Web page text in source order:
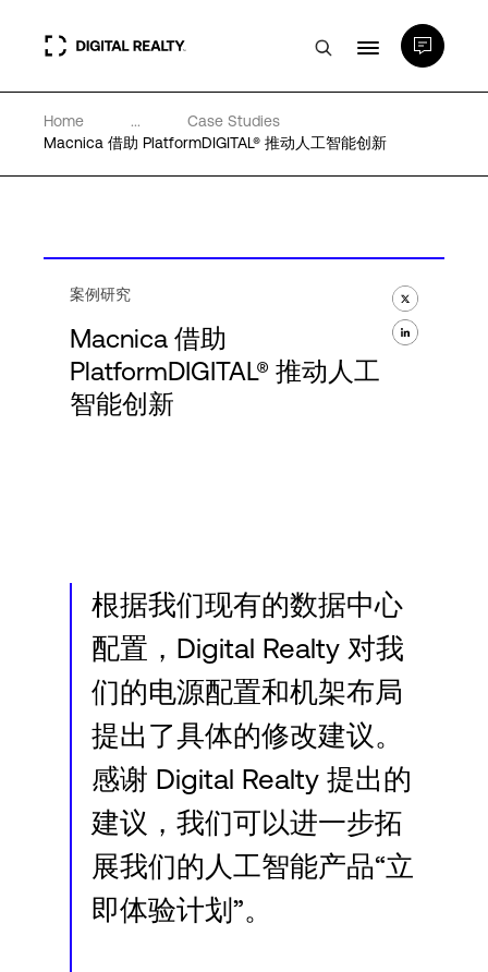
数据中心
专业知识和资源
Home ...
Case Studies
Macnica 借助 PlatformDIGITAL® 推动人工智能创新
案例研究
Macnica 借助
PlatformDIGITAL® 推动人工
智能创新
根据我们现有的数据中心
配置，Digital Realty 对我
们的电源配置和机架布局
提出了具体的修改建议。
感谢 Digital Realty 提出的
建议，我们可以进一步拓
展我们的人工智能产品“立
即体验计划”。